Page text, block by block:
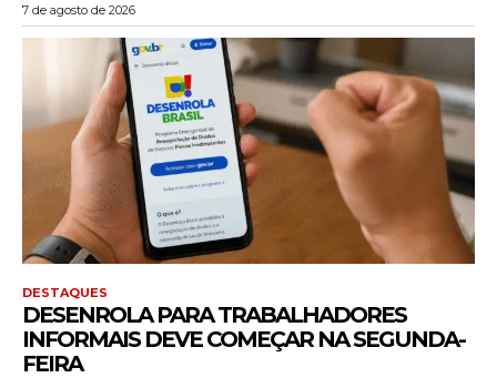
7 de agosto de 2026
DESTAQUES
DESENROLA PARA TRABALHADORES
INFORMAIS DEVE COMEÇAR NA SEGUNDA-
FEIRA